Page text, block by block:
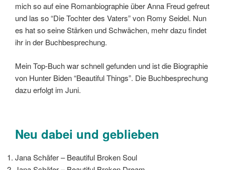
mich so auf eine Romanbiographie über Anna Freud gefreut
und las so “Die Tochter des Vaters” von Romy Seidel. Nun
es hat so seine Stärken und Schwächen, mehr dazu findet
ihr in der Buchbesprechung.
Mein Top-Buch war schnell gefunden und ist die Biographie
von Hunter Biden “Beautiful Things”. Die Buchbesprechung
dazu erfolgt im Juni.
Neu dabei und geblieben
Jana Schäfer – Beautiful Broken Soul